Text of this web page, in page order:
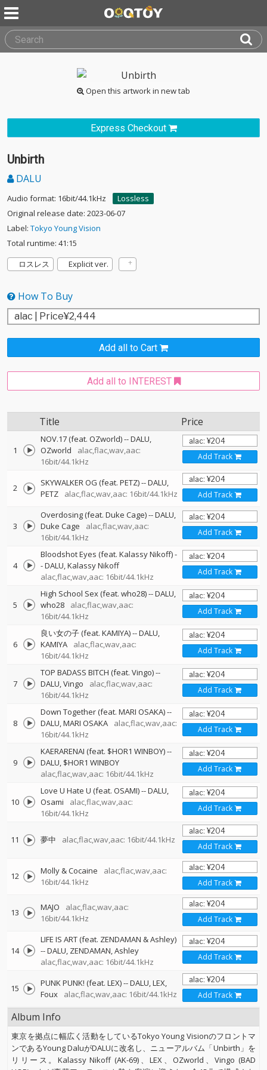
Open this artwork in new tab
Express Checkout
Unbirth
DALU
Audio format: 16bit/44.1kHz
Lossless
Original release date: 2023-06-07
Label: Tokyo Young Vision
Total runtime: 41:15
ロスレス
Explicit ver.
How To Buy
Add all to Cart
Add all to INTEREST
Title Price
1
NOV.17 (feat. OZworld)--DALU
OZworld
alac,flac,wav,aac:
16bit/44.1kHz
Add Track
2 SKYWALKER OG (feat. PETZ)--DALU
PETZ
alac,flac,wav,aac: 16bit/44.1kHz Add Track
3
Overdosing (feat. Duke Cage)--DALU
Duke Cage
alac,flac,wav,aac:
16bit/44.1kHz
Add Track
4
Bloodshot Eyes (feat. Kalassy Nikoff)-
-DALU Kalassy Nikoff
alac,flac,wav,aac: 16bit/44.1kHz
Add Track
5
High School Sex (feat. who28)--DALU
who28
alac,flac,wav,aac:
16bit/44.1kHz
Add Track
6
良い女の子 (feat. KAMIYA)--DALU
KAMIYA
alac,flac,wav,aac:
16bit/44.1kHz
Add Track
7
TOP BADASS BITCH (feat. Vingo)--
DALU Vingo
alac,flac,wav,aac:
16bit/44.1kHz
Add Track
8
Down Together (feat. MARI OSAKA)--
DALU MARI OSAKA
alac,flac,wav,aac:
16bit/44.1kHz
Add Track
9
KAERARENAI (feat. $HOR1 WINBOY)--
DALU $HOR1 WINBOY
alac,flac,wav,aac: 16bit/44.1kHz
Add Track
10
Love U Hate U (feat. OSAMI)--DALU
Osami
alac,flac,wav,aac:
16bit/44.1kHz
Add Track
11 夢中 alac,flac,wav,aac: 16bit/44.1kHz
Add Track
12 Molly & Cocaine
alac,flac,wav,aac:
16bit/44.1kHz
Add Track
13 MAJO
alac,flac,wav,aac:
16bit/44.1kHz
Add Track
14
LIFE IS ART (feat. ZENDAMAN & Ashley)
--DALU ZENDAMAN Ashley
alac,flac,wav,aac: 16bit/44.1kHz
Add Track
15 PUNK PUNK! (feat. LEX)--DALU LEX
Foux
alac,flac,wav,aac: 16bit/44.1kHz Add Track
Album Info
東京を拠点に幅広く活動をしているTokyo Young Visionのフロントマ
ンであるYoung DaluがDALUに改名し、ニューアルバム「Unbirth」を
リリース。Kalassy Nikoff (AK-69)、LEX、OZworld、Vingo (BAD